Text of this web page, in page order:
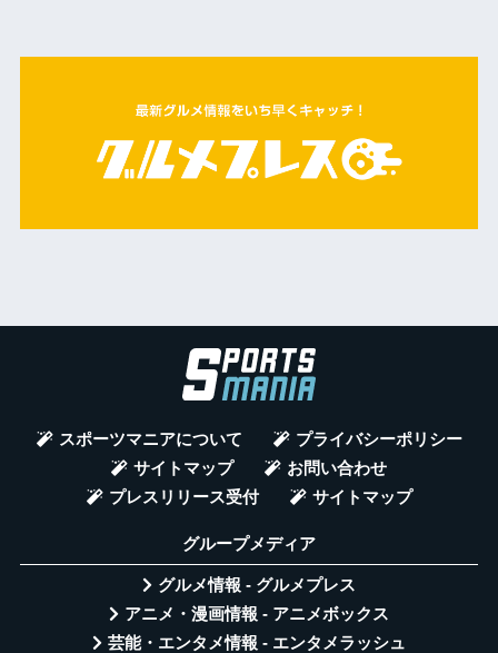
スポーツマニアについて
プライバシーポリシー
サイトマップ
お問い合わせ
プレスリリース受付
サイトマップ
グループメディア
グルメ情報 - グルメプレス
アニメ・漫画情報 - アニメボックス
芸能・エンタメ情報 - エンタメラッシュ